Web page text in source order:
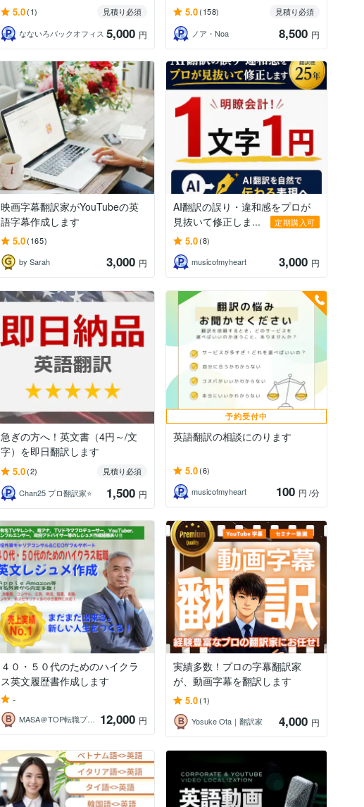
5.0(1)
見積り必須
なないろバックオフィス 5,000 円
5.0(158)
見積り必須
ノア・Noa
8,500 円
映画字幕翻訳家がYouTubeの英
語字幕作成します
5.0(165)
by Sarah
3,000 円
AI翻訳の誤り・違和感をプロが
見抜いて修正しま...
定期購入可
5.0(8)
musicofmyheart
3,000 円
急ぎの方へ！英文書（4円～/文
字）を即日翻訳します
5.0(2)
見積り必須
Chan25 プロ翻訳家⭐️
1,500 円
予約受付中
英語翻訳の相談にのります
5.0(6)
musicofmyheart
100 円 /分
４０・５０代のためのハイクラ
ス英文履歴書作成します
-
MASA＠TOP転職プロフェッショナル 12,000 円
実績多数！プロの字幕翻訳家
が、動画字幕を翻訳します
5.0(1)
Yosuke Ota｜翻訳家
4,000 円